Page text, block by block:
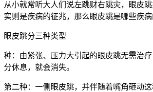
从小就常听大人们说左跳财右跳灾，眼皮跳
实则是疾病的征兆，那么眼皮跳是哪些疾病
眼皮跳分三种类型
种：由紧张、压力大引起的眼皮跳无需治疗
分休息，就会消失。
第二种：一侧眼皮跳，并伴随着嘴角砸动